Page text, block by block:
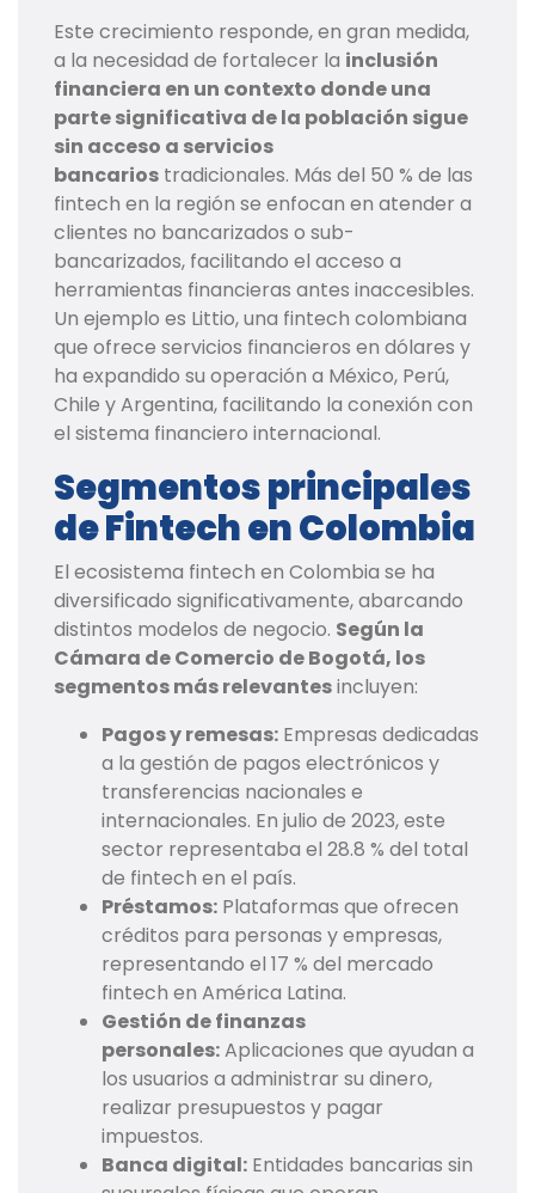
Este crecimiento responde, en gran medida,
a la necesidad de fortalecer la inclusión
financiera en un contexto donde una
parte significativa de la población sigue
sin acceso a servicios
bancarios tradicionales. Más del 50 % de las
fintech en la región se enfocan en atender a
clientes no bancarizados o sub-
bancarizados, facilitando el acceso a
herramientas financieras antes inaccesibles.
Un ejemplo es Littio, una fintech colombiana
que ofrece servicios financieros en dólares y
ha expandido su operación a México, Perú,
Chile y Argentina, facilitando la conexión con
el sistema financiero internacional.
Segmentos principales
de Fintech en Colombia
El ecosistema fintech en Colombia se ha
diversificado significativamente, abarcando
distintos modelos de negocio. Según la
Cámara de Comercio de Bogotá, los
segmentos más relevantesincluyen:
Pagos y remesas: Empresas dedicadas
a la gestión de pagos electrónicos y
transferencias nacionales e
internacionales. En julio de 2023, este
sector representaba el 28.8 % del total
de fintech en el país.
Préstamos: Plataformas que ofrecen
créditos para personas y empresas,
representando el 17 % del mercado
fintech en América Latina.
Gestión de finanzas
personales:Aplicaciones que ayudan a
los usuarios a administrar su dinero,
realizar presupuestos y pagar
impuestos.
Banca digital: Entidades bancarias sin